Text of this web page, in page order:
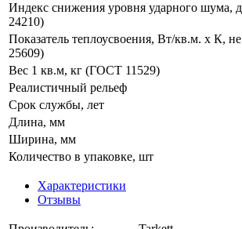
Индекс снижения уровня ударного шума,
24210)
Показатель теплоусвоения, Вт/кв.м. x К,
25609)
Вес 1 кв.м, кг (ГОСТ 11529)
Реалистичный рельеф
Срок службы, лет
Длина, мм
Ширина, мм
Количество в упаковке, шт
Характеристики
Отзывы